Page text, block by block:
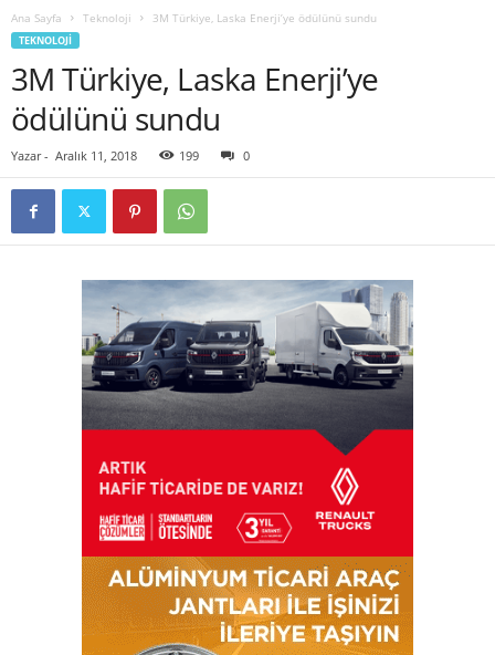
Ana Sayfa Teknoloji 3M Türkiye, Laska Enerji’ye ödülünü sundu
TEKNOLOJI
3M Türkiye, Laska Enerji’ye
ödülünü sundu
Yazar - Aralık 11, 2018 199 0